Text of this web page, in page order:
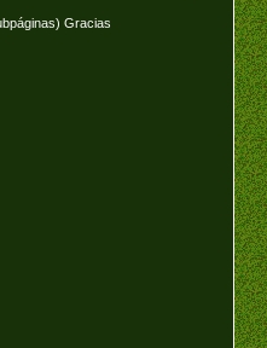
Gracias